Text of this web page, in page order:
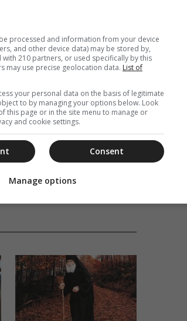
processed and information from your device
and other device data) may be stored by,
with 210 partners, or used specifically by this
may use precise geolocation data. List of
your personal data on the basis of legitimate
to by managing your options below. Look
this page or in the site menu to manage or
and cookie settings.
Consent
Manage options